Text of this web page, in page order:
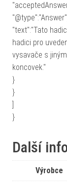
"text":"Tato
hadici pro
vysavače s
koncovek."
}
}
}
Další
Výrobce